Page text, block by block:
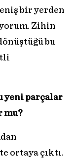
bir yerden
Zihin
bu
yeni parçalar
mu?
ortaya çıktı.